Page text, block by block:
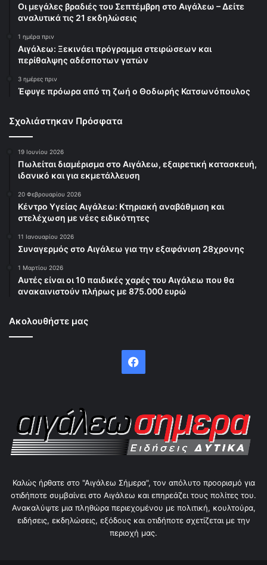
Οι μεγάλες βραδιές του Σεπτέμβρη στο Αιγάλεω – Δείτε
αναλυτικά τις 21 εκδηλώσεις
1 ημέρα πριν
Αιγάλεω: Ξεκινάει πρόγραμμα στειρώσεων και
περίθαλψης αδέσποτων γατών
3 ημέρες πριν
Έφυγε πρόωρα από τη ζωή ο Θοδωρής Κατσωνόπουλος
Σχολιάστηκαν Πρόσφατα
19 Ιουνίου 2026
Πωλείται διαμέρισμα στο Αιγάλεω, εξαιρετική κατασκευή,
ιδανικό και για εκμετάλλευση
20 Φεβρουαρίου 2026
Κέντρο Υγείας Αιγάλεω: Κτηριακή αναβάθμιση και
στελέχωση με νέες ειδικότητες
11 Ιανουαρίου 2026
Συναγερμός στο Αιγάλεω για την εξαφάνιση 28χρονης
1 Μαρτίου 2026
Αυτές είναι οι 10 παιδικές χαρές του Αιγάλεω που θα
ανακαινιστούν πλήρως με 875.000 ευρώ
Ακολουθήστε μας
Facebook
Καλώς ήρθατε στο "Αιγάλεω Σήμερα", τον απόλυτο προορισμό για
οτιδήποτε συμβαίνει στο Αιγάλεω και επηρεάζει τους πολίτες του.
Ανακαλύψτε μια πληθώρα περιεχομένου με πολιτική, κουλτούρα,
ειδήσεις, εκδηλώσεις, εξόδους και οτιδήποτε σχετίζεται με την
περιοχή μας.